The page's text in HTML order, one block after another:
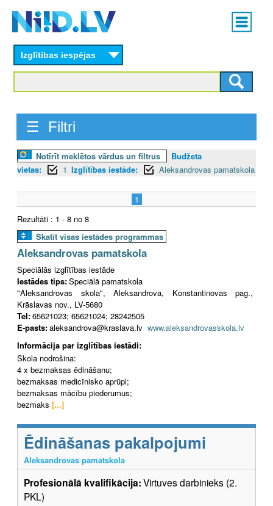
content
Main
menu
Izglītības iespējas
☰ Filtri
Notīrīt meklētos vārdus un filtrus
Budžeta
vietas:
1 Izglītības iestāde: Aleksandrovas pamatskola
1
Rezultāti : 1 - 8 no 8
Skatīt visas iestādes programmas
Aleksandrovas pamatskola
Speciālās izglītības iestāde
Iestādes tips:Speciālā pamatskola
"Aleksandrovas skola", Aleksandrova, Konstantinovas pag.,
Krāslavas nov., LV-5680
Tel:65621023; 65621024; 28242505
E-pasts:aleksandrova@kraslava.lv www.aleksandrovasskola.lv
Informācija par izglītības iestādi:
Skola nodrošina:
4 x bezmaksas ēdināšanu;
bezmaksas medicīnisko aprūpi;
bezmaksas mācību piederumus;
bezmaks [...]
Ēdināšanas pakalpojumi
Aleksandrovas pamatskola
Profesionālā kvalifikācija:Virtuves darbinieks (2.
PKL)